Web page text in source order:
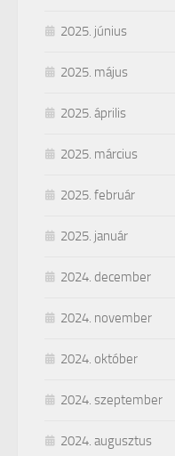
2025. június
2025. május
2025. április
2025. március
2025. február
2025. január
2024. december
2024. november
2024. október
2024. szeptember
2024. augusztus